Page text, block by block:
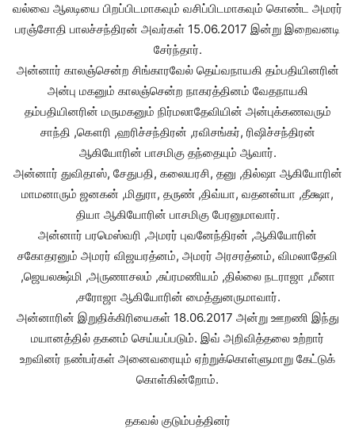
வல்வை ஆலடியை பிறப்பிடமாகவும் வசிப்பிடமாகவும் கொண்ட அமரர்
பரஞ்சோதி பாலச்சந்திரன் அவர்கள் 15.06.2017 இன்று இறைவனடி
சேர்ந்தார்.
அன்னார் காலஞ்சென்ற சிங்காரவேல் தெய்வநாயகி தம்பதியினரின்
அன்பு மகனும் காலஞ்சென்ற நாகரத்தினம் வேதநாயகி
தம்பதியினரின் மருமகனும் நிர்மலாதேவியின் அன்புக்கணவரும்
சாந்தி ,கௌரி ,ஹரிச்சந்திரன் ,ரவிசங்கர், ரிஷிச்சந்திரன்
ஆகியோரின் பாசமிகு தந்தையும் ஆவார்.
அன்னார் துவிதாஸ், சேதுபதி, கலையரசி, தனு ,தில்ஷா ஆகியோரின்
மாமனாரும் ஜனகன் ,மிதுரா, தருண் ,திவ்யா, வதனன்யா ,தீக்ஷா,
தியா ஆகியோரின் பாசமிகு பேரனுமாவார்.
அன்னார் பரமெஸ்வரி ,அமரர் புவனேந்திரன் ,ஆகியோரின்
சகோதரனும் அமரர் விஜயரத்னம், அமரர் அரசரத்னம், விமலாதேவி
,ஜெயலக்ஷ்மி ,அருணாசலம் ,சுப்ரமணியம் ,தில்லை நடராஜா ,மீனா
,சரோஜா ஆகியோரின் மைத்துனருமாவார்.
அன்னாரின் இறுதிக்கிரியைகள் 18.06.2017 அன்று ஊறணி இந்து
மயானத்தில் தகனம் செய்யப்படும். இவ் அறிவித்தலை உற்றார்
உறவினர் நண்பர்கள் அனைவரையும் ஏற்றுக்கொள்ளுமாறு கேட்டுக்
கொள்கின்றோம்.
தகவல் குடும்பத்தினர்